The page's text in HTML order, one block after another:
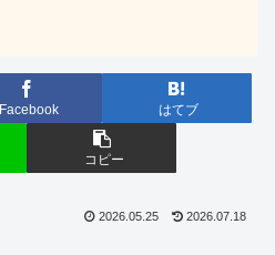
Facebook はてブ
コピー
2026.05.25 2026.07.18